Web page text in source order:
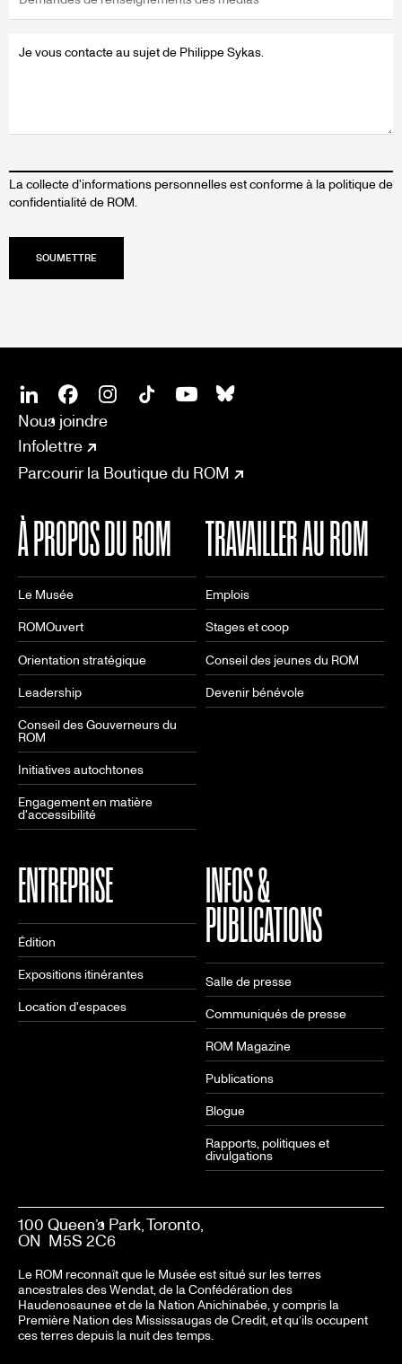
Message
La collecte d'informations personnelles est conforme à la politique de
confidentialité de ROM.
SOCIAL
LinkedinFacebookInstagram
CONNECT
Nous joindre
Infolettre
Parcourir la Boutique du ROM
À PROPOS DU ROM
Le Musée
ROMOuvert
Orientation stratégique
Leadership
Conseil des Gouverneurs du
ROM
Initiatives autochtones
Engagement en matière
d'accessibilité
TRAVAILLER AU ROM
Emplois
Stages et coop
Conseil des jeunes du ROM
Devenir bénévole
ENTREPRISE
Édition
Expositions itinérantes
Location d'espaces
INFOS &
PUBLICATIONS
Salle de presse
Communiqués de presse
ROM Magazine
Publications
Blogue
Rapports, politiques et
divulgations
100 Queen’s Park, Toronto,
ON M5S 2C6
Le ROM reconnaît que le Musée est situé sur les terres
ancestrales des Wendat, de la Confédération des
Haudenosaunee et de la Nation Anichinabée, y compris la
Première Nation des Mississaugas de Credit, et qu’ils occupent
ces terres depuis la nuit des temps.